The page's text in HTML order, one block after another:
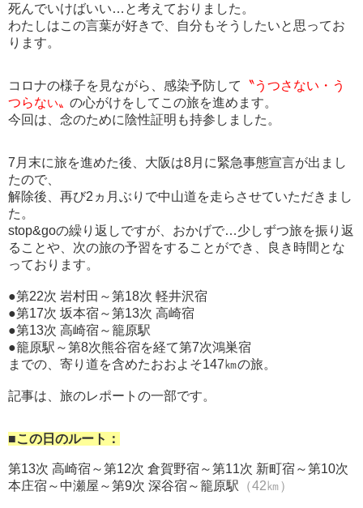
死んでいけばいい…と考えておりました。
わたしはこの言葉が好きで、自分もそうしたいと思ってお
ります。
コロナの様子を見ながら、感染予防して
〝うつさない・う
つらない〟 の心がけをしてこの旅を進めます。
今回は、念のために陰性証明も持参しました。
7月末に旅を進めた後、大阪は8月に緊急事態宣言が出まし
たので、
解除後、再び2ヵ月ぶりで中山道を走らさせていただきまし
た。
stop&goの繰り返しですが、おかげで…少しずつ旅を振り返
ることや、次の旅の予習をすることができ、良き時間とな
っております。
●第22次 岩村田～第18次 軽井沢宿
●第17次 坂本宿～第13次 高崎宿
●第13次 高崎宿～籠原駅
●籠原駅～第8次熊谷宿を経て第7次鴻巣宿
までの、寄り道を含めたおおよそ147㎞の旅。
記事は、旅のレポートの一部です。
■この日のルート：
第13次 高崎宿～第12次 倉賀野宿～第11次 新町宿～第10次
本庄宿～中瀬屋～第9次 深谷宿～籠原駅 （42㎞）